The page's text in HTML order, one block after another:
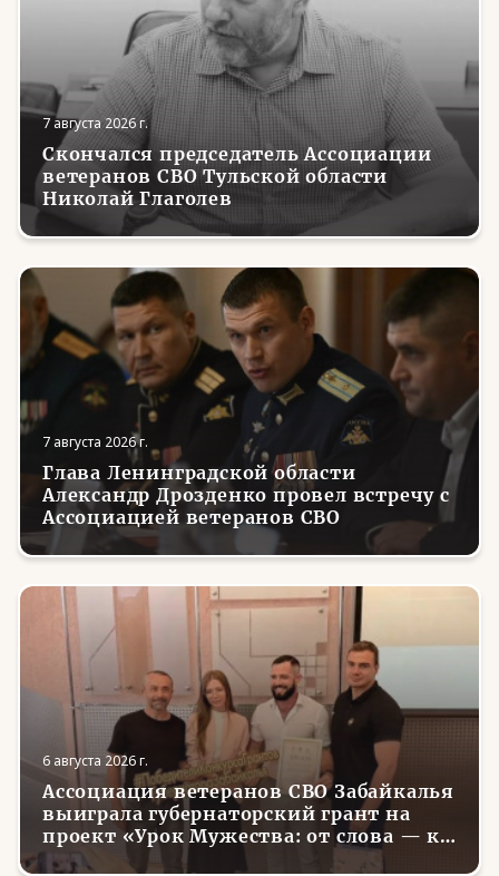
7 августа 2026 г.
Скончался председатель Ассоциации
ветеранов СВО Тульской области
Николай Глаголев
7 августа 2026 г.
Глава Ленинградской области
Александр Дрозденко провел встречу с
Ассоциацией ветеранов СВО
6 августа 2026 г.
Ассоциация ветеранов СВО Забайкалья
выиграла губернаторский грант на
проект «Урок Мужества: от слова — к
делу»